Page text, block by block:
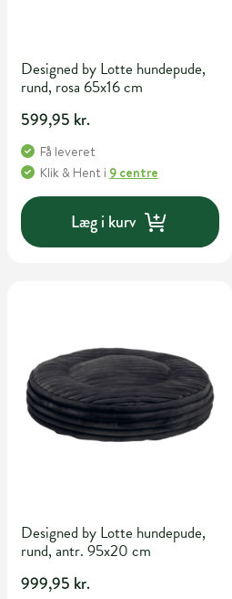
Designed by Lotte hundepude,
rund, rosa 65x16 cm
599,95 kr.
Få leveret
Klik & Hent i 9 centre
Læg i kurv
Designed by Lotte hundepude,
rund, antr. 95x20 cm
999,95 kr.